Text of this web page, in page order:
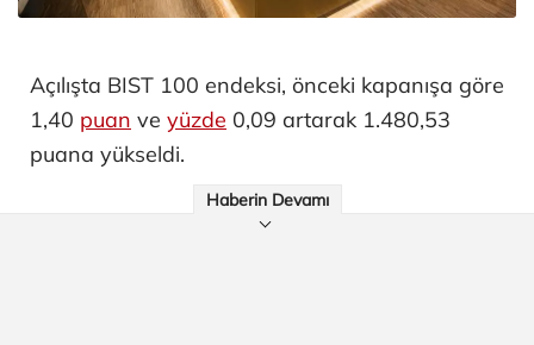
Açılışta BIST 100 endeksi, önceki kapanışa göre
1,40 puan ve yüzde 0,09 artarak 1.480,53
puana yükseldi.
Haberin Devamı